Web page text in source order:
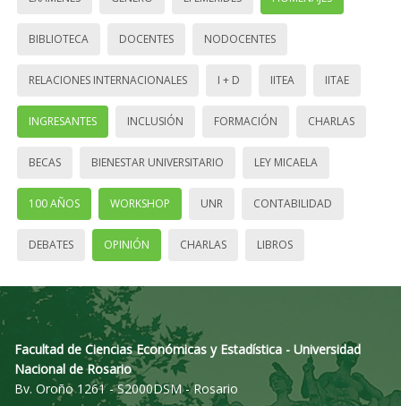
BIBLIOTECA DOCENTES NODOCENTES
RELACIONES INTERNACIONALES I + D IITEA IITAE
INGRESANTES INCLUSIÓN FORMACIÓN CHARLAS
BECAS BIENESTAR UNIVERSITARIO LEY MICAELA
100 AÑOS WORKSHOP UNR CONTABILIDAD
DEBATES OPINIÓN CHARLAS LIBROS
Facultad de Ciencias Económicas y Estadística - Universidad
Nacional de Rosario
Bv. Oroño 1261 - S2000DSM - Rosario